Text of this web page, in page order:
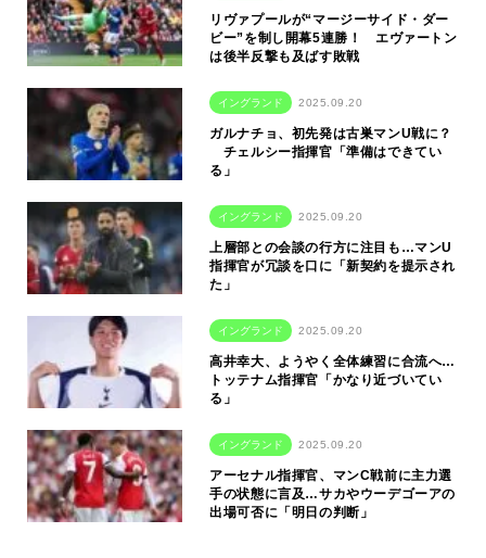
リヴァプールが“マージーサイド・ダー
ビー”を制し開幕5連勝！ エヴァートン
は後半反撃も及ばす敗戦
イングランド 2025.09.20
ガルナチョ、初先発は古巣マンU戦に？
チェルシー指揮官「準備はできてい
る」
イングランド 2025.09.20
上層部との会談の行方に注目も…マンU
指揮官が冗談を口に「新契約を提示され
た」
イングランド 2025.09.20
高井幸大、ようやく全体練習に合流へ…
トッテナム指揮官「かなり近づいてい
る」
イングランド 2025.09.20
アーセナル指揮官、マンC戦前に主力選
手の状態に言及…サカやウーデゴーアの
出場可否に「明日の判断」